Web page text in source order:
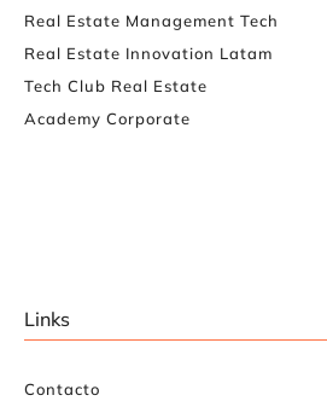
Real Estate Management Tech
Real Estate Innovation Latam
Tech Club Real Estate
Academy Corporate
Links
Contacto